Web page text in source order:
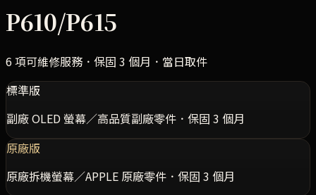
P610/P615
6項可維修服務．保固 3 個月．當日取件
標準版
副廠 OLED 螢幕／高品質副廠零件．保固 3 個月
原廠版
原廠拆機螢幕／APPLE 原廠零件．保固 3 個月